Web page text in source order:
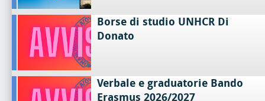
Borse di studio UNHCR Di
Donato
Verbale e graduatorie Bando
Erasmus 2026/2027